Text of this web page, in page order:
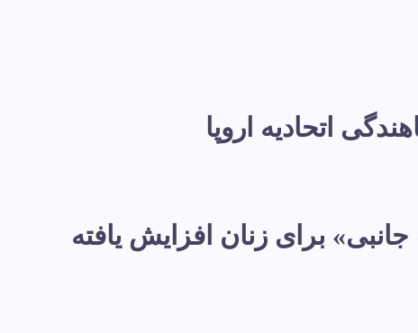
اتحادیه اروپا
سند «حفاظت جانبی» برای زنان افزایش یافته